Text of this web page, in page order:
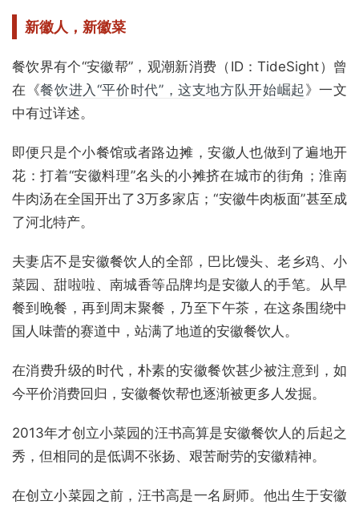
新徽人，新徽菜
餐饮界有个“安徽帮”，观潮新消费（ID：TideSight）曾
在《餐饮进入“平价时代”，这支地方队开始崛起》一文
中有过详述。
即便只是个小餐馆或者路边摊，安徽人也做到了遍地开
花：打着“安徽料理”名头的小摊挤在城市的街角；淮南
牛肉汤在全国开出了3万多家店；“安徽牛肉板面”甚至成
了河北特产。
夫妻店不是安徽餐饮人的全部，巴比馒头、老乡鸡、小
菜园、甜啦啦、南城香等品牌均是安徽人的手笔。从早
餐到晚餐，再到周末聚餐，乃至下午茶，在这条围绕中
国人味蕾的赛道中，站满了地道的安徽餐饮人。
在消费升级的时代，朴素的安徽餐饮甚少被注意到，如
今平价消费回归，安徽餐饮帮也逐渐被更多人发掘。
2013年才创立小菜园的汪书高算是安徽餐饮人的后起之
秀，但相同的是低调不张扬、艰苦耐劳的安徽精神。
在创立小菜园之前，汪书高是一名厨师。他出生于安徽